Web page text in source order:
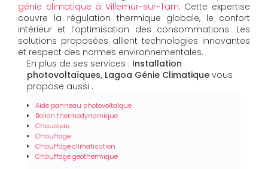
génie climatique à Villemur-sur-Tarn. Cette expertise
couvre la régulation thermique globale, le confort
intérieur et l’optimisation des consommations. Les
solutions proposées allient technologies innovantes
et respect des normes environnementales.
En plus de ses services : Installation
photovoltaïques, Lagoa Génie Climatique vous
propose aussi :
Aide panneau photovoltaïque
Ballon thermodynamique
Chaudiere
Chauffage
Chauffage climatisation
Chauffage geothermique